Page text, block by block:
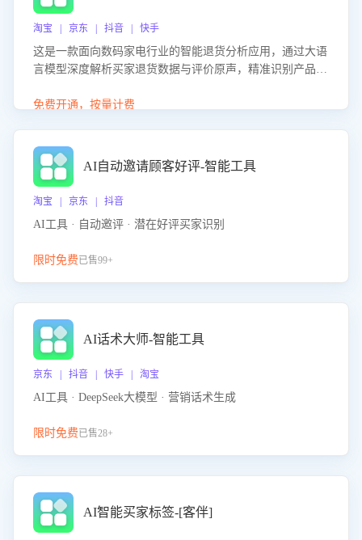
淘宝 | 京东 | 抖音 | 快手
这是一款面向数码家电行业的智能退货分析应用，通过大语
言模型深度解析买家退货数据与评价原声，精准识别产品质
改进建议，通过挖掘用户痛点驱动产品迭代，从根本上降低
免费开通，按量计费
AI自动邀请顾客好评-智能工具
淘宝 | 京东 | 抖音
AI工具 · 自动邀评 · 潜在好评买家识别
限时免费已售99+
AI话术大师-智能工具
京东 | 抖音 | 快手 | 淘宝
AI工具 · DeepSeek大模型 · 营销话术生成
限时免费已售28+
AI智能买家标签-[客伴]